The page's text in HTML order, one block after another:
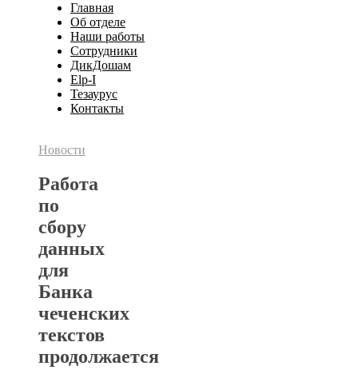
Главная
Об отделе
Наши работы
Сотрудники
ДикДошам
Elp-I
Тезаурус
Контакты
Новости
Работа
по
сбору
данных
для
Банка
чеченских
текстов
продолжается